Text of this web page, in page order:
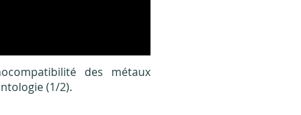
des métaux
(1/2).